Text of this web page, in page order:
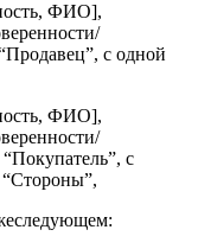
ФИО],
с одной
ФИО],
с